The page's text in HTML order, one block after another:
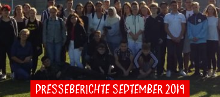
Presseberichte September 2019